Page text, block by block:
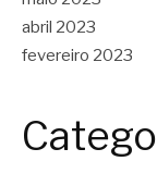
abril 2023
fevereiro 2023